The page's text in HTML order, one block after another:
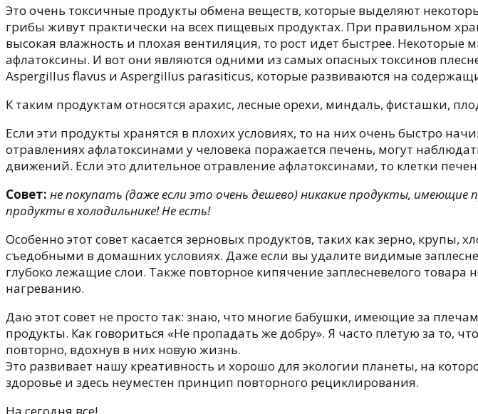
Это очень токсичные продукты обмена веществ, которые выделяют
грибы живут практически на всех пищевых продуктах. При правильном
высокая влажность и плохая вентиляция, то рост идет быстрее.
афлатоксины. И вот они являются одними из самых опасных токсинов
Aspergillus flavus и Aspergillus parasiticus, которые развиваются на
К таким продуктам относятся арахис, лесные орехи, миндаль, фисташки,
Если эти продукты хранятся в плохих условиях, то на них очень быстро
отравлениях афлатоксинами у человека поражается печень, могут
движений. Если это длительное отравление афлатоксинами, то клетки
Совет: не покупать (даже если это очень дешево) никакие продукты, имеющие
продукты в холодильнике! Не есть!
Особенно этот совет касается зерновых продуктов, таких как зерно, крупы,
съедобными в домашних условиях. Даже если вы удалите видимые
глубоко лежащие слои. Также повторное кипячение заплесневелого
нагреванию.
Даю этот совет не просто так: знаю, что многие бабушки, имеющие за
продукты. Как говориться «Не пропадать же добру». Я часто плетую за то,
повторно, вдохнув в них новую жизнь.
Это развивает нашу креативность и хорошо для экологии планеты, на
здоровье и здесь неуместен принцип повторного рециклирования.